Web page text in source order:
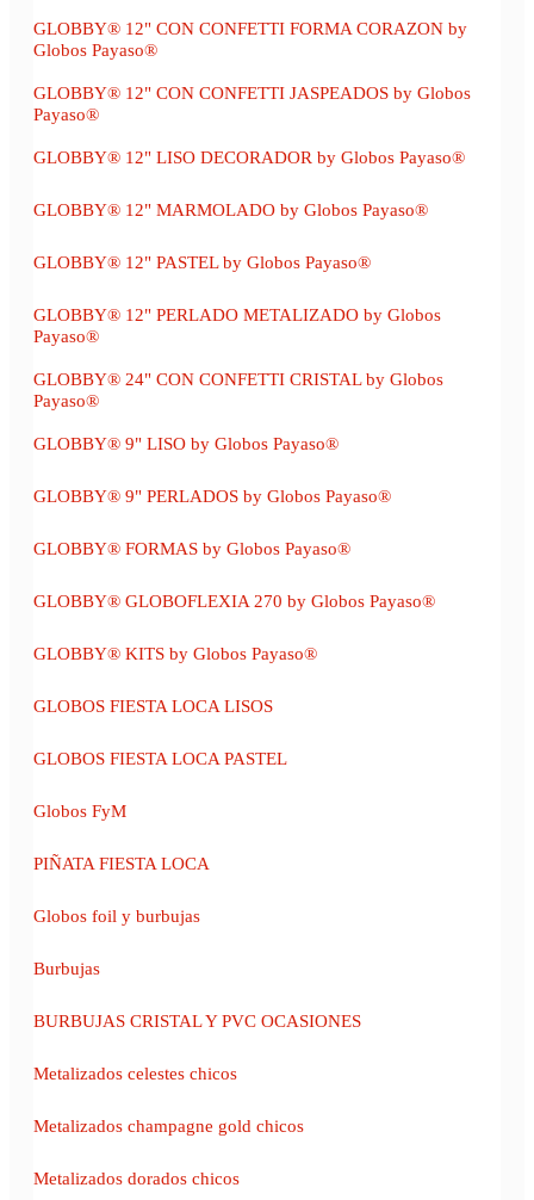
GLOBBY® 12" CON CONFETTI FORMA CORAZON by
Globos Payaso®
GLOBBY® 12" CON CONFETTI JASPEADOS by Globos
Payaso®
GLOBBY® 12" LISO DECORADOR by Globos Payaso®
GLOBBY® 12" MARMOLADO by Globos Payaso®
GLOBBY® 12" PASTEL by Globos Payaso®
GLOBBY® 12" PERLADO METALIZADO by Globos
Payaso®
GLOBBY® 24" CON CONFETTI CRISTAL by Globos
Payaso®
GLOBBY® 9" LISO by Globos Payaso®
GLOBBY® 9" PERLADOS by Globos Payaso®
GLOBBY® FORMAS by Globos Payaso®
GLOBBY® GLOBOFLEXIA 270 by Globos Payaso®
GLOBBY® KITS by Globos Payaso®
GLOBOS FIESTA LOCA LISOS
GLOBOS FIESTA LOCA PASTEL
Globos FyM
PIÑATA FIESTA LOCA
Globos foil y burbujas
Burbujas
BURBUJAS CRISTAL Y PVC OCASIONES
Metalizados celestes chicos
Metalizados champagne gold chicos
Metalizados dorados chicos